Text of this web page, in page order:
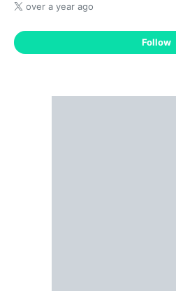
over a year ago
Follow